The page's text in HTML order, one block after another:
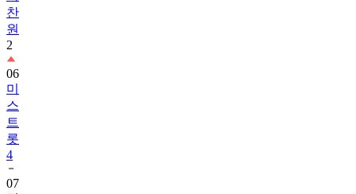
2
06
미
스
트
롯
4
07
김
부